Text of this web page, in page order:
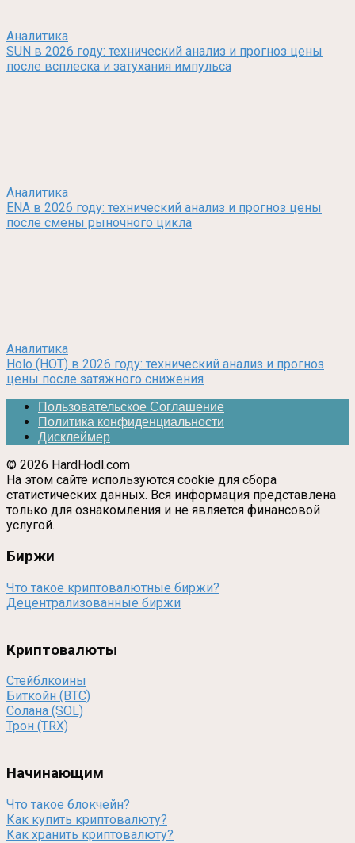
Аналитика
SUN в 2026 году: технический анализ и прогноз цены
после всплеска и затухания импульса
Аналитика
ENA в 2026 году: технический анализ и прогноз цены
после смены рыночного цикла
Аналитика
Holo (HOT) в 2026 году: технический анализ и прогноз
цены после затяжного снижения
Пользовательское Соглашение
Политика конфиденциальности
Дисклеймер
© 2026 HardHodl.com
На этом сайте используются cookie для сбора
статистических данных. Вся информация представлена
только для ознакомления и не является финансовой
услугой.
Биржи
Что такое криптовалютные биржи?
Децентрализованные биржи
Криптовалюты
Стейблкоины
Биткойн (BTC)
Солана (SOL)
Трон (TRX)
Начинающим
Что такое блокчейн?
Как купить криптовалюту?
Как хранить криптовалюту?